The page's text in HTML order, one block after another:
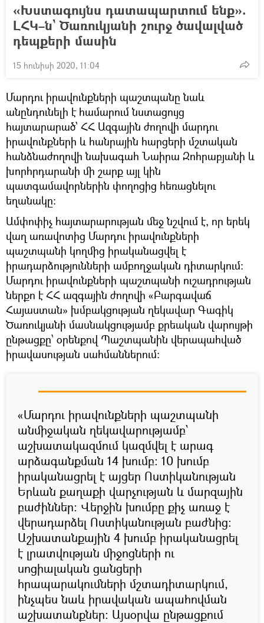
«Խստագույնս դատապարտում ենք».
ԼՀԿ–ն` Ծառուկյանի շուրջ ծավալված
դեպքերի մասին
15 հունիսի 2020, 11:04
Մարդու իրավունքների պաշտպանը նաև
անընդունելի է համարում նստացույց
հայտարարած՝ ՀՀ Ազգային ժողովի մարդու
իրավունքների և հանրային հարցերի մշտական
հանձնաժողովի նախագահ Նաիրա Զոհրաբյանի և
խորհրդարանի մի շարք այլ կին
պատգամավորներին փողոցից հեռացնելու
եղանակը:
Ամփոփիչ հայտարարության մեջ նշվում է, որ երեկ
վաղ առավոտից Մարդու իրավունքների
պաշտպանի կողմից իրականացվել է
իրադարձությունների ամբողջական դիտարկում:
Մարդու իրավունքների պաշտպանի ուշադրության
ներքո է ՀՀ ազգային ժողովի «Բարգավաճ
Հայաստան» խմբակցության ղեկավար Գագիկ
Ծառուկյանի մասնակցությամբ քրեական վարույթի
ընթացքը՝ օրենքով Պաշտպանին վերապահված
իրավասության սահմաններում:
«Մարդու իրավունքների պաշտպանի
անմիջական ղեկավարությամբ՝
աշխատակազմում կազմվել է արագ
արձագանքման 14 խումբ: 10 խումբ
իրականացրել է այցեր Ոստիկանության
Երևան քաղաքի վարչության և մարզային
բաժիններ: Վերջին խումբը քիչ առաջ է
վերադարձել Ոստիկանության բաժնից:
Աշխատանքային 4 խումբ իրականացրել
է լրատվության միջոցների ու
սոցիալական ցանցերի
հրապարակումների մշտադիտարկում,
ինչպես նաև իրավական ապահովման
աշխատանքներ: Այսօրվա ընթացքում